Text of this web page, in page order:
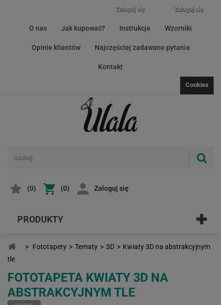
Zaloguj się
Zaloguj się
O nas Jak kupować? Instrukcje Wzorniki
Opinie klientów Najczęściej zadawane pytania
Kontakt
Cookies
(0) (0) Zaloguj się
PRODUKTY
> Fototapety > Tematy > 3D > Kwiaty 3D na abstrakcyjnym
tle
FOTOTAPETA KWIATY 3D NA
ABSTRAKCYJNYM TLE